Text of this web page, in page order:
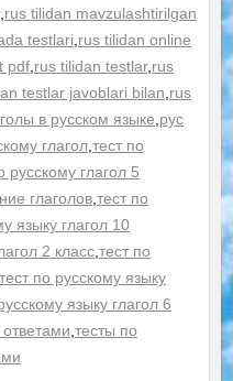
, rus tilidan mavzulashtirilgan
testlari rus tilidan online
pdf, rus tilidan testlar, rus
testlar javoblari bilan rus
в русском языке рус
глагол, тест по
русскому глагол 5
глаголов, тест по
языку глагол 10
2 класс, тест по
тест по русскому языку
языку глагол 6
тесты по